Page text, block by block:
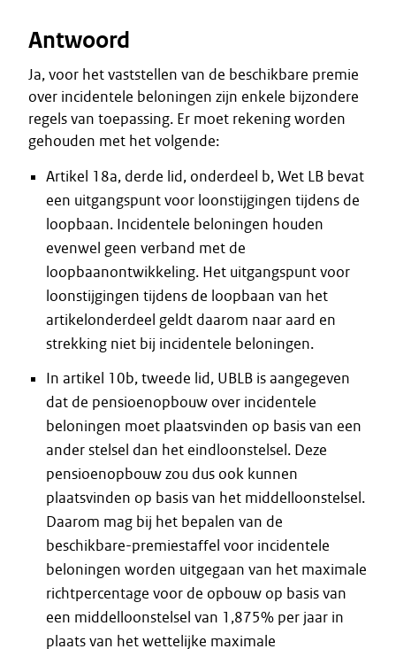
Antwoord
Ja, voor het vaststellen van de beschikbare premie
over incidentele beloningen zijn enkele bijzondere
regels van toepassing. Er moet rekening worden
gehouden met het volgende:
Artikel 18a, derde lid, onderdeel b, Wet LB bevat
een uitgangspunt voor loonstijgingen tijdens de
loopbaan. Incidentele beloningen houden
evenwel geen verband met de
loopbaanontwikkeling. Het uitgangspunt voor
loonstijgingen tijdens de loopbaan van het
artikelonderdeel geldt daarom naar aard en
strekking niet bij incidentele beloningen.
In artikel 10b, tweede lid, UBLB is aangegeven
dat de pensioenopbouw over incidentele
beloningen moet plaatsvinden op basis van een
ander stelsel dan het eindloonstelsel. Deze
pensioenopbouw zou dus ook kunnen
plaatsvinden op basis van het middelloonstelsel.
Daarom mag bij het bepalen van de
beschikbare-premiestaffel voor incidentele
beloningen worden uitgegaan van het maximale
richtpercentage voor de opbouw op basis van
een middelloonstelsel van 1,875% per jaar in
plaats van het wettelijke maximale